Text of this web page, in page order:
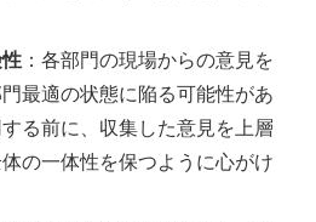
：各部門の現場からの意見を
最適の状態に陥る可能性があ
る前に、収集した意見を上層
の一体性を保つように心がけ